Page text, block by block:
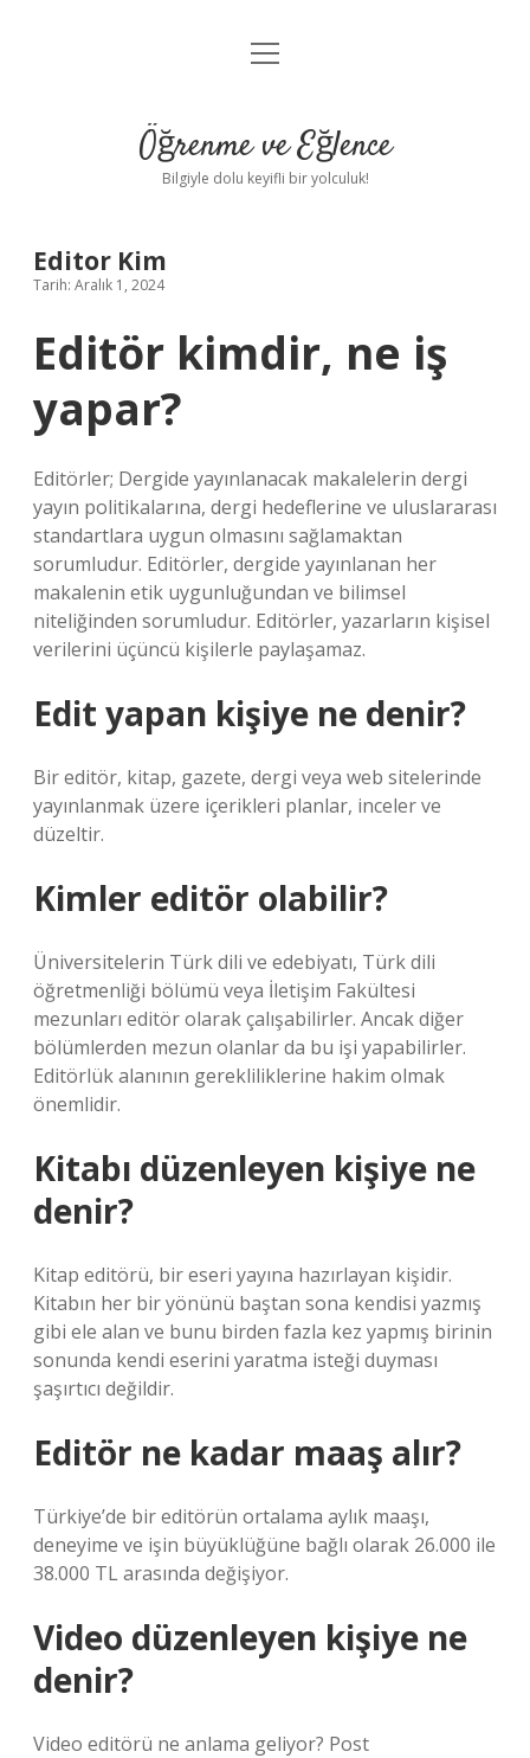
Anasayfa
Yasal Uyarı
menüyü
Öğrenme ve Eğlence
Bilgiyle dolu keyifli bir yolculuk!
Editor Kim
Tarih: Aralık 1, 2024
Editör kimdir, ne iş
yapar?
Editörler; Dergide yayınlanacak makalelerin dergi
yayın politikalarına, dergi hedeflerine ve uluslararası
standartlara uygun olmasını sağlamaktan
sorumludur. Editörler, dergide yayınlanan her
makalenin etik uygunluğundan ve bilimsel
niteliğinden sorumludur. Editörler, yazarların kişisel
verilerini üçüncü kişilerle paylaşamaz.
Edit yapan kişiye ne denir?
Bir editör, kitap, gazete, dergi veya web sitelerinde
yayınlanmak üzere içerikleri planlar, inceler ve
düzeltir.
Kimler editör olabilir?
Üniversitelerin Türk dili ve edebiyatı, Türk dili
öğretmenliği bölümü veya İletişim Fakültesi
mezunları editör olarak çalışabilirler. Ancak diğer
bölümlerden mezun olanlar da bu işi yapabilirler.
Editörlük alanının gerekliliklerine hakim olmak
önemlidir.
Kitabı düzenleyen kişiye ne
denir?
Kitap editörü, bir eseri yayına hazırlayan kişidir.
Kitabın her bir yönünü baştan sona kendisi yazmış
gibi ele alan ve bunu birden fazla kez yapmış birinin
sonunda kendi eserini yaratma isteği duyması
şaşırtıcı değildir.
Editör ne kadar maaş alır?
Türkiye’de bir editörün ortalama aylık maaşı,
deneyime ve işin büyüklüğüne bağlı olarak 26.000 ile
38.000 TL arasında değişiyor.
Video düzenleyen kişiye ne
denir?
Video editörü ne anlama geliyor? Post